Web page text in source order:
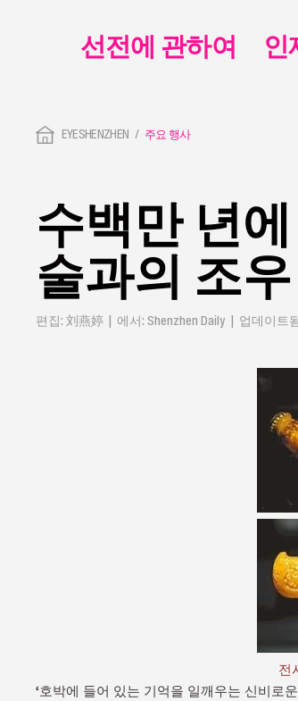
EYESHENZHEN 주요 행사
수백만 년
술과의 조우
편집: 刘燕婷 | 에서: Shenzhen Daily | 업데이트
전
‘호박에 들어 있는 기억을 일깨우는 신비로
선전에 관하여 인